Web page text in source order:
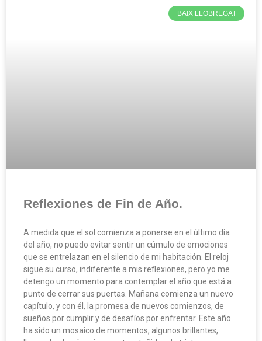
BAIX LLOBREGAT
Reflexiones de Fin de Año.
A medida que el sol comienza a ponerse en el último día
del año, no puedo evitar sentir un cúmulo de emociones
que se entrelazan en el silencio de mi habitación. El reloj
sigue su curso, indiferente a mis reflexiones, pero yo me
detengo un momento para contemplar el año que está a
punto de cerrar sus puertas. Mañana comienza un nuevo
capítulo, y con él, la promesa de nuevos comienzos, de
sueños por cumplir y de desafíos por enfrentar. Este año
ha sido un mosaico de momentos, algunos brillantes,